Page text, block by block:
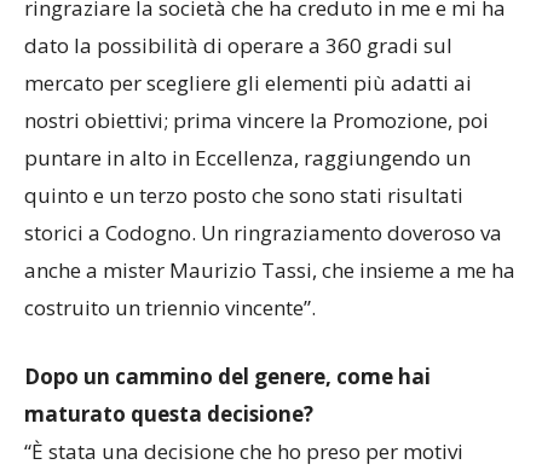
ringraziare la società che ha creduto in me e mi ha
dato la possibilità di operare a 360 gradi sul
mercato per scegliere gli elementi più adatti ai
nostri obiettivi; prima vincere la Promozione, poi
puntare in alto in Eccellenza, raggiungendo un
quinto e un terzo posto che sono stati risultati
storici a Codogno. Un ringraziamento doveroso va
anche a mister Maurizio Tassi, che insieme a me ha
costruito un triennio vincente”.
Dopo un cammino del genere, come hai
maturato questa decisione?
“È stata una decisione che ho preso per motivi